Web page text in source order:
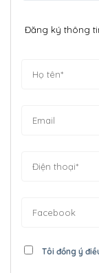
Đăng ký thông
Tôi đồng ý